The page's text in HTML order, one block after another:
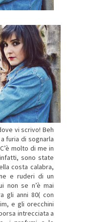
vi scrivo! Beh
furia di sognarla
molto di me in
sono state
costa calabra,
e ruderi di un
non se n’è mai
gli anni 80( con
e gli orecchini
intrecciata a